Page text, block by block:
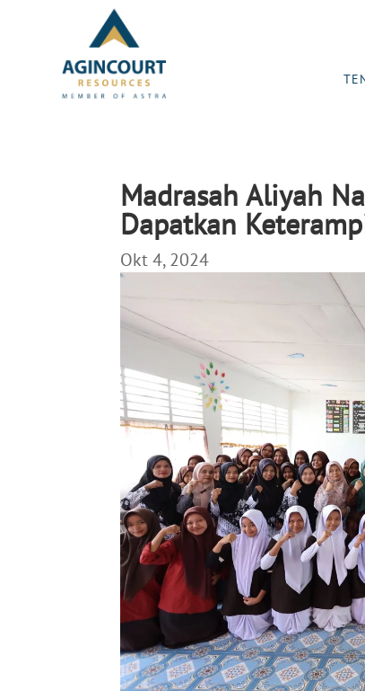
Madrasah Aliyah
Dapatkan
Okt 4, 2024